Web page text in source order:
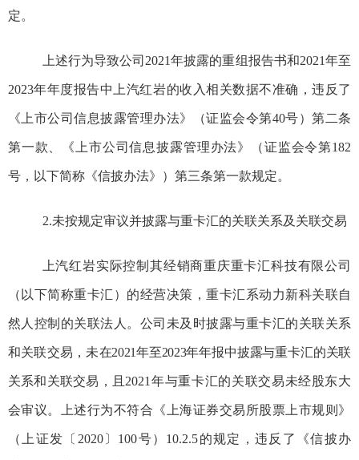
定。
上述行为导致公司2021年披露的重组报告书和2021年至
2023年年度报告中上汽红岩的收入相关数据不准确，违反了
《上市公司信息披露管理办法》（证监会令第40号）第二条
第一款、《上市公司信息披露管理办法》（证监会令第182
号， 以下简称《信披办法》 ）第三条第一款规定。
2.未按规定审议并披露与重卡汇的关联关系及关联交易
上汽红岩实际控制其经销商重庆重卡汇科技有限公司
（以下简称重卡汇）的经营决策，重卡汇系动力新科关联自
然人控制的关联法人。公司未及时披露与重卡汇的关联关系
和关联交易，未在2021年至2023年年报中披露与重卡汇的关联
关系和关联交易， 且2021年与重卡汇的关联交易未经股东大
会审议。 上述行为不符合《上海证券交易所股票上市规则》
（上证发〔2020〕100号）10.2.5的规定，违反了 《信披办